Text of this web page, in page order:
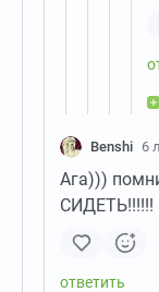
Benshi 6
Ага)))
СИДЕТЬ!!!!!!